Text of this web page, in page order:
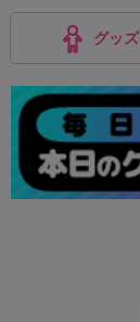
グッズ